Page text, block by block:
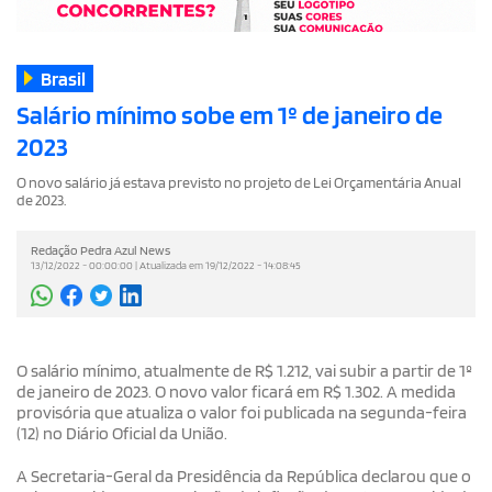
Brasil
Salário mínimo sobe em 1º de janeiro de
2023
O novo salário já estava previsto no projeto de Lei Orçamentária Anual
de 2023.
Redação Pedra Azul News
13/12/2022 - 00:00:00 | Atualizada em 19/12/2022 - 14:08:45
O salário mínimo, atualmente de R$ 1.212, vai subir a partir de 1º
de janeiro de 2023. O novo valor ficará em R$ 1.302. A medida
provisória que atualiza o valor foi publicada na segunda-feira
(12) no Diário Oficial da União.
A Secretaria-Geral da Presidência da República declarou que o